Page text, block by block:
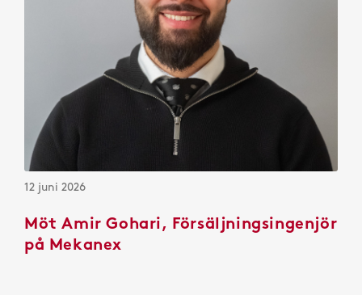
12 juni 2026
Möt Amir Gohari, Försäljningsingenjör
på Mekanex